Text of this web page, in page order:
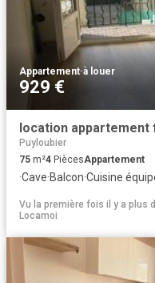
Appartement·à louer
929 €
Puyloubier
75 m²4 PiècesAppartement
·Cave·Balcon·Cuisine
Vu la première fois il y a plus
Locamoi